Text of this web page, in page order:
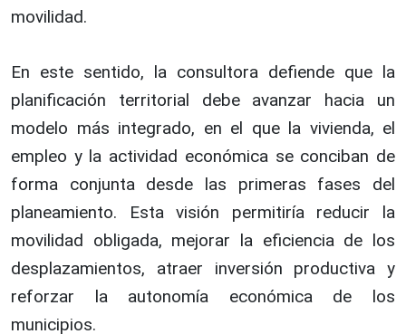
movilidad.
En este sentido, la consultora defiende que la
planificación territorial debe avanzar hacia un
modelo más integrado, en el que la vivienda, el
empleo y la actividad económica se conciban de
forma conjunta desde las primeras fases del
planeamiento. Esta visión permitiría reducir la
movilidad obligada, mejorar la eficiencia de los
desplazamientos, atraer inversión productiva y
reforzar la autonomía económica de los
municipios.